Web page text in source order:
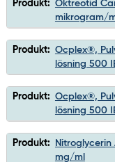
Produkt: Oktreotid
mikrogram/
Produkt: Ocplex®,
lösning 500
Produkt: Ocplex®,
lösning 500
Produkt:
Nitroglycerin
mg/ml